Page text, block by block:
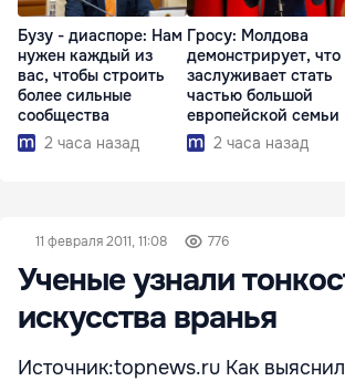
Бузу - диаспоре: Нам
нужен каждый из
вас, чтобы строить
более сильные
сообщества
2 часа назад
Гросу: Молдова
демонстрирует, что
заслуживает стать
частью большой
европейской семьи
2 часа назад
11 февраля 2011, 11:08 776
Ученые узнали
искусства вранья
Источник:topnews.ru Как